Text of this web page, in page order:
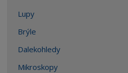
Lupy
Brýle
Dalekohledy
Mikroskopy